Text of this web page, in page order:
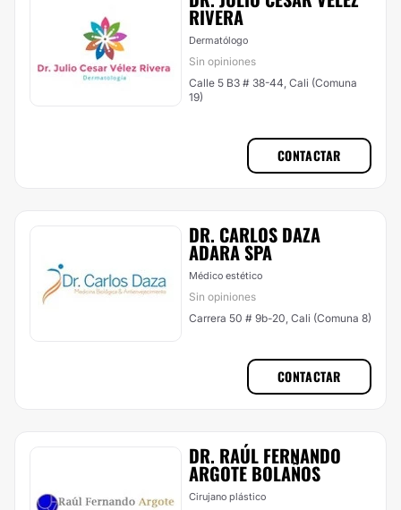
RIVERA
Dermatólogo
Sin opiniones
Calle 5 B3 # 38-44, Cali (Comuna
19)
CONTACTAR
DR. CARLOS DAZA
ADARA SPA
Médico estético
Sin opiniones
Carrera 50 # 9b-20, Cali (Comuna 8)
CONTACTAR
DR. RAÚL FERNANDO
ARGOTE BOLAÑOS
Cirujano plástico